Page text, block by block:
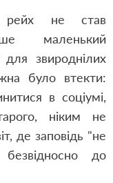
рейх не став
маленький
звироднілих
було втекти:
в соціумі,
ніким не
де заповідь "не
до